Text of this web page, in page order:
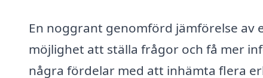
En noggrant genomförd jämförelse av
möjlighet att ställa frågor och få mer
några fördelar med att inhämta flera